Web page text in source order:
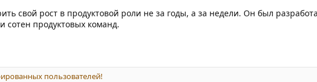
свой рост в продуктовой роли не за годы, а за недели. Он был
сотен продуктовых команд.
пользователей!